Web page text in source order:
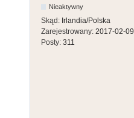
Nieaktywny
Skąd: Irlandia/Polska
Zarejestrowany: 2017-02-09
Posty: 311